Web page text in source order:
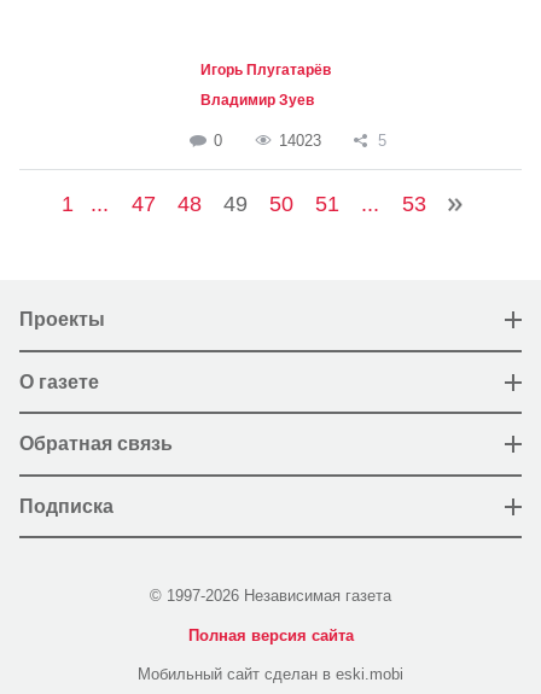
Игорь Плугатарёв
Владимир Зуев
0 14023 5
1 ... 47 48 49 50 51 ... 53
Проекты
О газете
Обратная связь
Подписка
© 1997-2026 Независимая газета
Полная версия сайта
Мобильный сайт сделан в eski.mobi